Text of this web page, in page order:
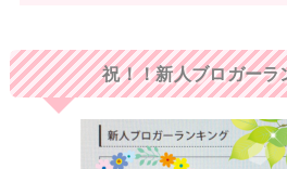
祝！！新人ブロガーラ